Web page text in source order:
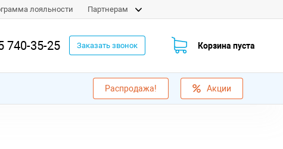
лояльности Партнерам
740-35-25 Заказать звонок Корзина пуста
Распродажа! Акции